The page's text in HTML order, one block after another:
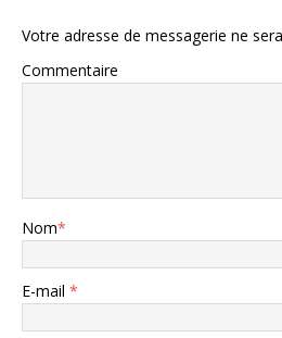
Votre adresse de messagerie ne
Commentaire
Nom*
E-mail *